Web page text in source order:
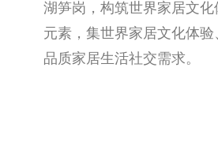
湖笋岗，构筑世界家居文
元素，集世界家居文化体
品质家居生活社交需求。